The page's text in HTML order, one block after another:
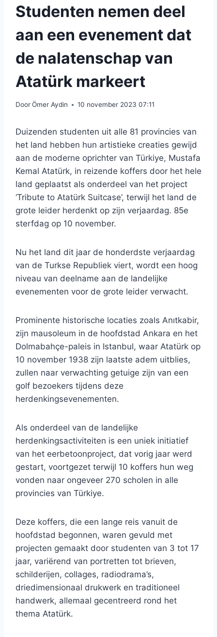
Studenten nemen deel
aan een evenement dat
de nalatenschap van
Atatürk markeert
DoorÖmer Aydin 10 november 2023 07:11
Duizenden studenten uit alle 81 provincies van
het land hebben hun artistieke creaties gewijd
aan de moderne oprichter van Türkiye, Mustafa
Kemal Atatürk, in reizende koffers door het hele
land geplaatst als onderdeel van het project
‘Tribute to Atatürk Suitcase’, terwijl het land de
grote leider herdenkt op zijn verjaardag. 85e
sterfdag op 10 november.
Nu het land dit jaar de honderdste verjaardag
van de Turkse Republiek viert, wordt een hoog
niveau van deelname aan de landelijke
evenementen voor de grote leider verwacht.
Prominente historische locaties zoals Anıtkabir,
zijn mausoleum in de hoofdstad Ankara en het
Dolmabahçe-paleis in Istanbul, waar Atatürk op
10 november 1938 zijn laatste adem uitblies,
zullen naar verwachting getuige zijn van een
golf bezoekers tijdens deze
herdenkingsevenementen.
Als onderdeel van de landelijke
herdenkingsactiviteiten is een uniek initiatief
van het eerbetoonproject, dat vorig jaar werd
gestart, voortgezet terwijl 10 koffers hun weg
vonden naar ongeveer 270 scholen in alle
provincies van Türkiye.
Deze koffers, die een lange reis vanuit de
hoofdstad begonnen, waren gevuld met
projecten gemaakt door studenten van 3 tot 17
jaar, variërend van portretten tot brieven,
schilderijen, collages, radiodrama’s,
driedimensionaal drukwerk en traditioneel
handwerk, allemaal gecentreerd rond het
thema Atatürk.